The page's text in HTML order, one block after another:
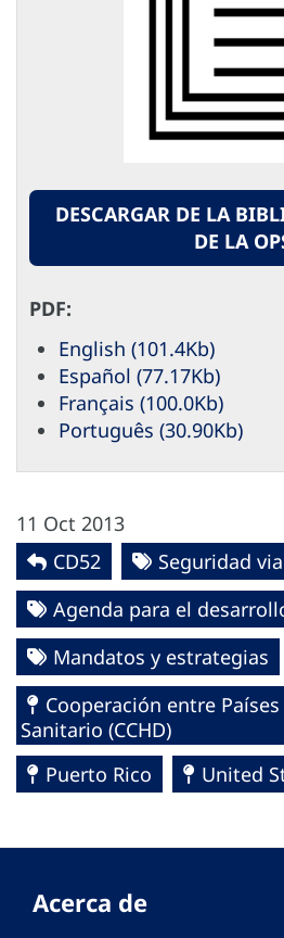
DESCARGAR DE LA
DE LA
PDF:
English (101.4Kb)
Español (77.17Kb)
Français (100.0Kb)
Português (30.90Kb)
11 Oct 2013
CD52
Seguridad
Agenda para el
Mandatos y estrategias
Cooperación entre
Sanitario (CCHD)
Puerto Rico
United
Acerca de